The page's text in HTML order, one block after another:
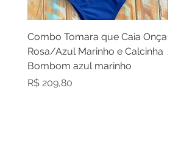
Combo Tomara que Caia Onça
Rosa/Azul Marinho e Calcinha
Bombom azul marinho
Preço
R$ 209,80